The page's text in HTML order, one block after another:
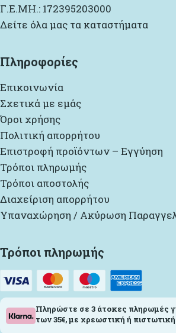
Γ.Ε.ΜΗ.: 172395203000
Δείτε όλα μας τα καταστήματα
Πληροφορίες
Επικοινωνία
Σχετικά με εμάς
Όροι χρήσης
Πολιτική απορρήτου
Επιστροφή προϊόντων – Εγγύηση
Τρόποι πληρωμής
Τρόποι αποστολής
Διαχείριση απορρήτου
Υπαναχώρηση / Ακύρωση
Τρόποι πληρωμής
Πληρώστε σε 3 άτοκες πληρωμές
των 35€, με χρεωστική ή